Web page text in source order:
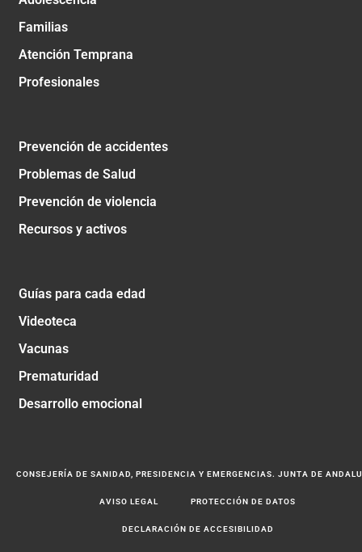
Familias
Atención Temprana
Profesionales
Prevención de accidentes
Problemas de Salud
Prevención de violencia
Recursos y activos
Guías para cada edad
Videoteca
Vacunas
Prematuridad
Desarrollo emocional
CONSEJERÍA DE SANIDAD, PRESIDENCIA Y EMERGENCIAS. JUNTA DE
AVISO LEGAL PROTECCIÓN DE DATOS
DECLARACIÓN DE ACCESIBILIDAD